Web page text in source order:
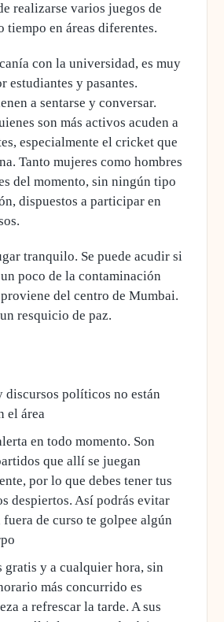
realizarse varios juegos de
tiempo en áreas diferentes.
con la universidad, es muy
estudiantes y pasantes.
a sentarse y conversar.
son más activos acuden a
, especialmente el cricket que
Tanto mujeres como hombres
del momento, sin ningún tipo
dispuestos a participar en
tranquilo. Se puede acudir si
poco de la contaminación
del centro de Mumbai.
resquicio de paz.
discursos políticos no están
el área
en todo momento. Son
que allí se juegan
por lo que debes tener tus
despiertos. Así podrás evitar
de curso te golpee algún
gratis y a cualquier hora, sin
más concurrido es
a refrescar la tarde. A sus